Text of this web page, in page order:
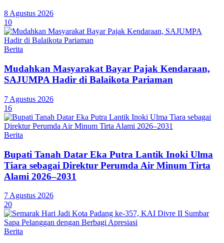
8 Agustus 2026
10
Berita
Mudahkan Masyarakat Bayar Pajak Kendaraan,
SAJUMPA Hadir di Balaikota Pariaman
7 Agustus 2026
16
Berita
Bupati Tanah Datar Eka Putra Lantik Inoki Ulma
Tiara sebagai Direktur Perumda Air Minum Tirta
Alami 2026–2031
7 Agustus 2026
20
Berita